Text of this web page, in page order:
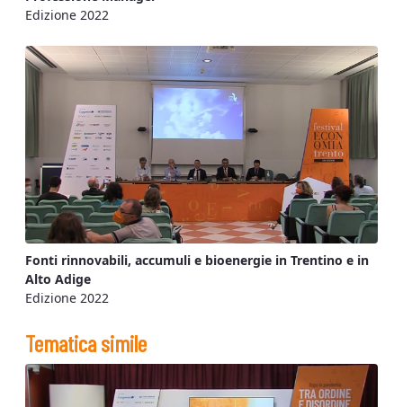
Edizione 2022
Fonti rinnovabili, accumuli e bioenergie in Trentino e in
Alto Adige
Edizione 2022
Tematica simile